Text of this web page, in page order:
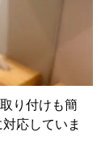
り付けも簡
応していま